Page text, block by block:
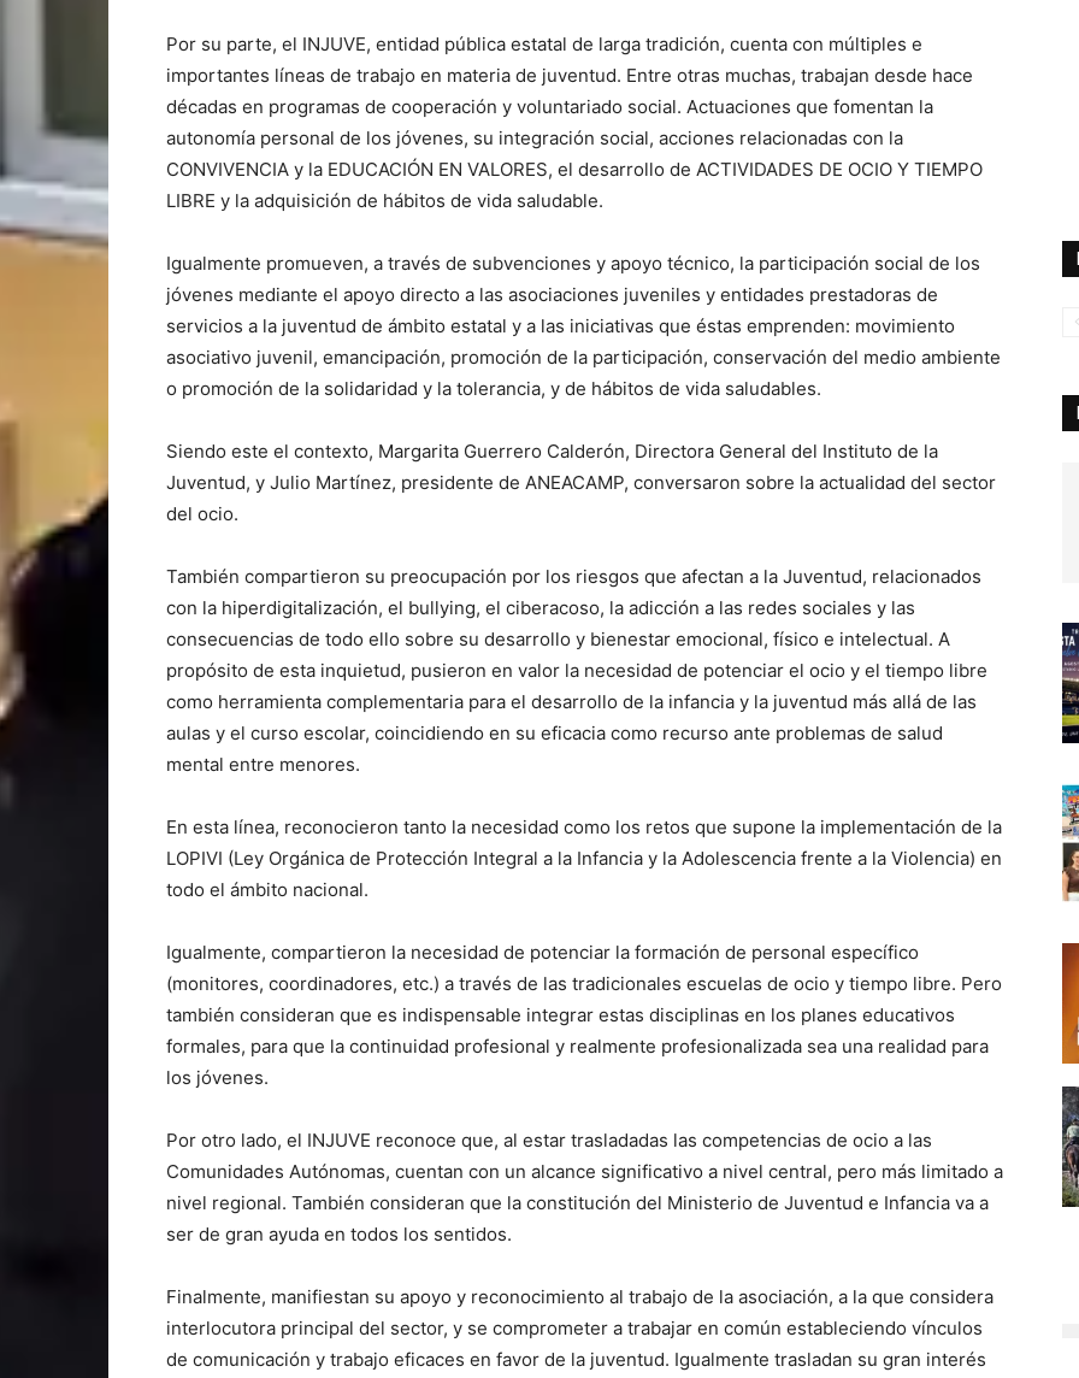
Por su parte, el INJUVE, entidad pública estatal de larga tradición, cuenta con múltiples e
importantes líneas de trabajo en materia de juventud. Entre otras muchas, trabajan desde hace
décadas en programas de cooperación y voluntariado social. Actuaciones que fomentan la
autonomía personal de los jóvenes, su integración social, acciones relacionadas con la
CONVIVENCIA y la EDUCACIÓN EN VALORES, el desarrollo de ACTIVIDADES DE OCIO Y TIEMPO
LIBRE y la adquisición de hábitos de vida saludable.
Igualmente promueven, a través de subvenciones y apoyo técnico, la participación social de los
jóvenes mediante el apoyo directo a las asociaciones juveniles y entidades prestadoras de
servicios a la juventud de ámbito estatal y a las iniciativas que éstas emprenden: movimiento
asociativo juvenil, emancipación, promoción de la participación, conservación del medio ambiente
o promoción de la solidaridad y la tolerancia, y de hábitos de vida saludables.
Siendo este el contexto, Margarita Guerrero Calderón, Directora General del Instituto de la
Juventud, y Julio Martínez, presidente de ANEACAMP, conversaron sobre la actualidad del sector
del ocio.
También compartieron su preocupación por los riesgos que afectan a la Juventud, relacionados
con la hiperdigitalización, el bullying, el ciberacoso, la adicción a las redes sociales y las
consecuencias de todo ello sobre su desarrollo y bienestar emocional, físico e intelectual. A
propósito de esta inquietud, pusieron en valor la necesidad de potenciar el ocio y el tiempo libre
como herramienta complementaria para el desarrollo de la infancia y la juventud más allá de las
aulas y el curso escolar, coincidiendo en su eficacia como recurso ante problemas de salud
mental entre menores.
En esta línea, reconocieron tanto la necesidad como los retos que supone la implementación de la
LOPIVI (Ley Orgánica de Protección Integral a la Infancia y la Adolescencia frente a la Violencia) en
todo el ámbito nacional.
Igualmente, compartieron la necesidad de potenciar la formación de personal específico
(monitores, coordinadores, etc.) a través de las tradicionales escuelas de ocio y tiempo libre. Pero
también consideran que es indispensable integrar estas disciplinas en los planes educativos
formales, para que la continuidad profesional y realmente profesionalizada sea una realidad para
los jóvenes.
Por otro lado, el INJUVE reconoce que, al estar trasladadas las competencias de ocio a las
Comunidades Autónomas, cuentan con un alcance significativo a nivel central, pero más limitado a
nivel regional. También consideran que la constitución del Ministerio de Juventud e Infancia va a
ser de gran ayuda en todos los sentidos.
Finalmente, manifiestan su apoyo y reconocimiento al trabajo de la asociación, a la que considera
interlocutora principal del sector, y se comprometer a trabajar en común estableciendo vínculos
de comunicación y trabajo eficaces en favor de la juventud. Igualmente trasladan su gran interés